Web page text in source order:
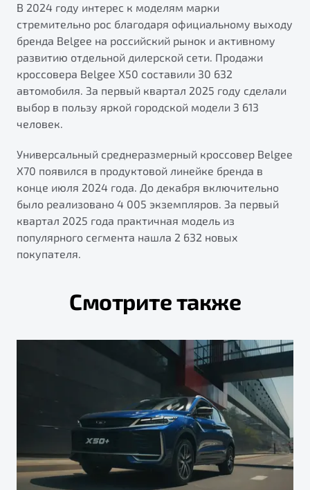
Преимущества программы
Запись на сервис
Калькулятор ТО
Клиентская поддержка
В 2024 году интерес к моделям марки
стремительно рос благодаря официальному выходу
бренда Belgee на российский рынок и активному
развитию отдельной дилерской сети. Продажи
кроссовера Belgee X50 составили 30 632
автомобиля. За первый квартал 2025 году сделали
выбор в пользу яркой городской модели 3 613
человек.
Универсальный среднеразмерный кроссовер Belgee
X70 появился в продуктовой линейке бренда в
конце июля 2024 года. До декабря включительно
было реализовано 4 005 экземпляров. За первый
квартал 2025 года практичная модель из
популярного сегмента нашла 2 632 новых
покупателя.
Смотрите также